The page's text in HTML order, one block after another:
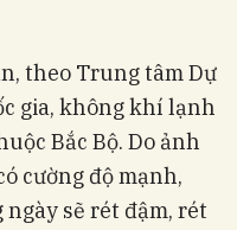
theo Trung tâm Dự
gia, không khí lạnh
Bắc Bộ. Do ảnh
cường độ mạnh,
sẽ rét đậm, rét